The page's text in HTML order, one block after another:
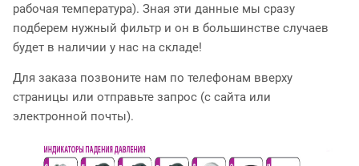
рабочая температура). Зная эти данные мы сразу
подберем нужный фильтр и он в большинстве случаев
будет в наличии у нас на складе!
Для заказа позвоните нам по телефонам вверху
страницы или отправьте запрос (с сайта или
электронной почты).